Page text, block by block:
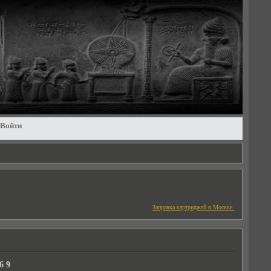
Войти
Заправка картриджей в Москве.
9